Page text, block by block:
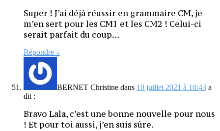
Super ! J’ai déjà réussir en grammaire CM, je
m’en sert pour les CM1 et les CM2 ! Celui-ci
serait parfait du coup…
Répondre ↓
BERNET Christine dans 10 juillet 2021 à 10:43 a
dit :
Bravo Lala, c’est une bonne nouvelle pour nous
! Et pour toi aussi, j’en suis sûre.